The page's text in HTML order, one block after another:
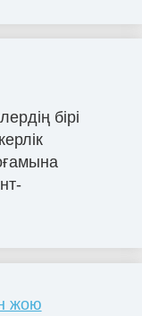
бірі
жою